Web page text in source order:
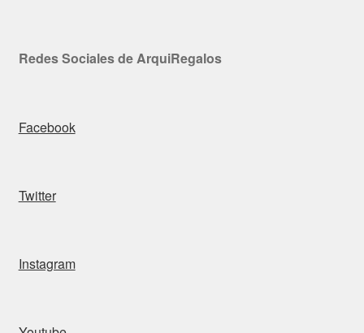
Redes Sociales de ArquiRegalos
Facebook
Twitter
Instagram